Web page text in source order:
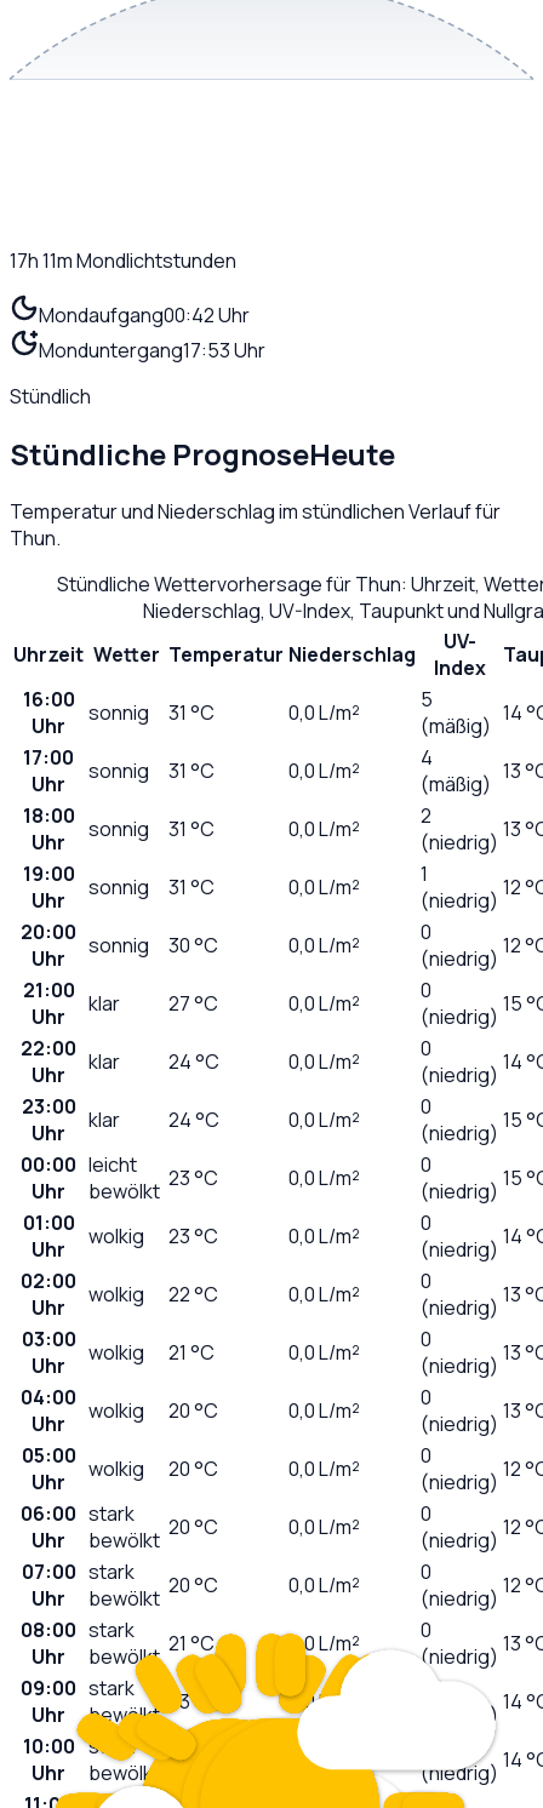
17h 11mMondlichtstunden
Mondaufgang00:42 Uhr
Monduntergang17:53 Uhr
Stündlich
Stündliche PrognoseHeute
Temperatur und Niederschlag im stündlichen Verlauf für
Thun.
Stündliche Wettervorhersage fürThun: Uhrzeit,
Niederschlag, UV-Index, Taupunkt und
Uhrzeit Wetter Temperatur Niederschlag
UV-
Index
16:00
Uhr
sonnig 31 °C 0,0L/m²
5
(mäßig) 14
17:00
Uhr
sonnig 31 °C 0,0L/m²
4
(mäßig) 13
18:00
Uhr
sonnig 31 °C 0,0L/m²
2
(niedrig) 13
19:00
Uhr
sonnig 31 °C 0,0L/m²
1
(niedrig) 12
20:00
Uhr
sonnig 30°C 0,0L/m²
0
(niedrig) 12
21:00
Uhr
klar 27°C 0,0L/m²
0
(niedrig) 15
22:00
Uhr
klar 24°C 0,0L/m²
0
(niedrig) 14
23:00
Uhr
klar 24°C 0,0L/m²
0
(niedrig) 15
00:00
Uhr
leicht
bewölkt 23°C 0,0L/m²
0
(niedrig) 15
01:00
Uhr
wolkig 23°C 0,0L/m²
0
(niedrig) 14
02:00
Uhr
wolkig 22°C 0,0L/m²
0
(niedrig) 13
03:00
Uhr
wolkig 21 °C 0,0L/m²
0
(niedrig) 13
04:00
Uhr
wolkig 20°C 0,0L/m²
0
(niedrig) 13
05:00
Uhr
wolkig 20°C 0,0L/m²
0
(niedrig) 12
06:00
Uhr
stark
bewölkt 20°C 0,0L/m²
0
(niedrig) 12
07:00
Uhr
stark
bewölkt 20°C 0,0L/m²
0
(niedrig) 12
08:00
Uhr
stark
bewölkt 21 °C 0,0L/m²
0
(niedrig) 13
09:00
Uhr
stark
bewölkt
23°C 0,0L/m²
(niedrig) 14
10:00
Uhr
stark
bewölkt 25°C 0,0L/m²
(niedrig) 14